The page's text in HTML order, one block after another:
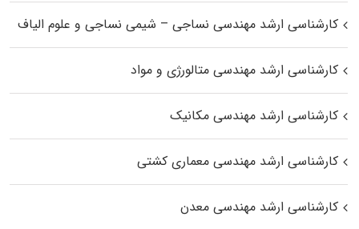
کارشناسی ارشد مهندسی نساجی – شیمی نساجی و علوم الیاف
کارشناسی ارشد مهندسی متالورژی و مواد
کارشناسی ارشد مهندسی مکانیک
کارشناسی ارشد مهندسی معماری کشتی
کارشناسی ارشد مهندسی معدن